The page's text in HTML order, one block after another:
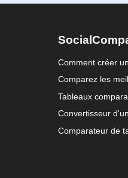
Comment créer
Comparez les
Tableaux
Convertisseur
Comparateur de